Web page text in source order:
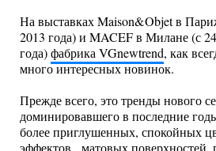
На выставках Maison&Objet в
2013 года) и MACEF в Милане (с
года)фабрика VGnewtrend, как
много интересных новинок.
Прежде всего, это тренды нового
доминировавшего в последние
более приглушенных, спокойных